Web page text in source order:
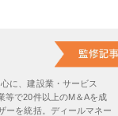
に、建設業・サービス
等で20件以上のM＆Aを成
ーを統括。ディールマネー